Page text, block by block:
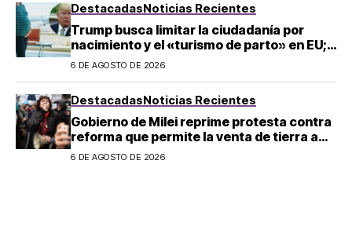
DestacadasNoticias Recientes
Trump busca limitar la ciudadanía por
nacimiento y el «turismo de parto» en EU;
¿a quién afecta?
6 DE AGOSTO DE 2026
DestacadasNoticias Recientes
Gobierno de Milei reprime protesta contra
reforma que permite la venta de tierra a
extranjeros en Argentina
6 DE AGOSTO DE 2026